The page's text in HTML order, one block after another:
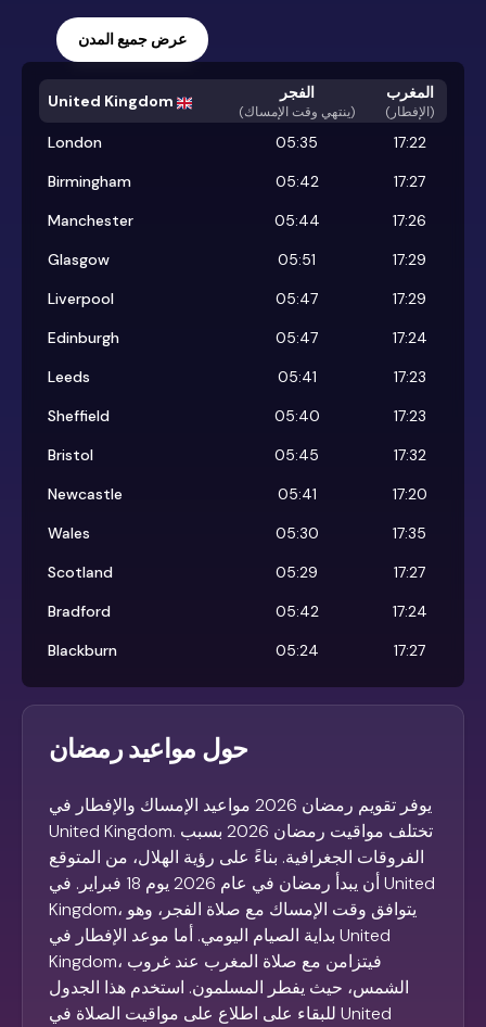
عرض جميع المدن
United Kingdom الفجر
(ينتهي وقت الإمساك)
المغرب
(الإفطار)
London 05:35
17:22
Birmingham
05:42
17:27
Manchester
05:44
17:26
Glasgow
05:51
17:29
Liverpool
05:47
17:29
Edinburgh
05:47
17:24
Leeds
05:41
17:23
Sheffield
05:40
17:23
Bristol
05:45
17:32
Newcastle
05:41
17:20
Wales
05:30
17:35
Scotland
05:29
17:27
Bradford
05:42
17:24
Blackburn
05:24 17:27
حول مواعيد رمضان
يوفر تقويم رمضان 2026 مواعيد الإمساك والإفطار في
United Kingdom. تختلف مواقيت رمضان 2026 بسبب
الفروقات الجغرافية. بناءً على رؤية الهلال، من المتوقع
أن يبدأ رمضان في عام 2026 يوم 18 فبراير. في United
Kingdom، يتوافق وقت الإمساك مع صلاة الفجر، وهو
بداية الصيام اليومي. أما موعد الإفطار في United
Kingdom، فيتزامن مع صلاة المغرب عند غروب
الشمس، حيث يفطر المسلمون. استخدم هذا الجدول
للبقاء على اطلاع على مواقيت الصلاة في United